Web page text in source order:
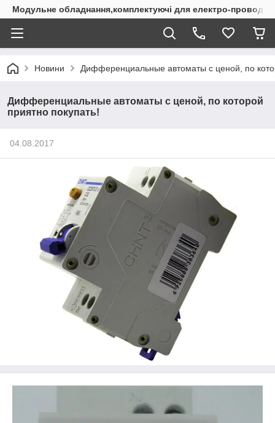
Модульне обладнання,комплектуючі для електро-проводки
Новини Дифференциальные автоматы с ценой, по
Дифференциальные автоматы с ценой, по которой
приятно покупать!
04.08.2017